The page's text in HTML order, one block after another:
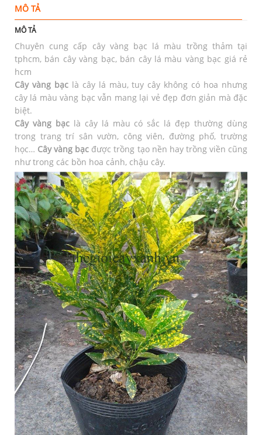
MÔ TẢ
MÔ TẢ
Chuyên cung cấp cây vàng bạc lá màu trồng thảm tại
tphcm, bán cây vàng bạc, bán cây lá màu vàng bạc giá rẻ
hcm
Cây vàng bạclà cây lá màu, tuy cây không có hoa nhưng
cây lá màu vàng bạc vẫn mang lại vẻ đẹp đơn giản mà đặc
biệt.
Cây vàng bạclà cây lá màu có sắc lá đẹp thường dùng
trong trang trí sân vườn, công viên, đường phố, trường
học… Cây vàng bạc được trồng tạo nền hay trồng viền cũng
như trong các bồn hoa cảnh, chậu cây.